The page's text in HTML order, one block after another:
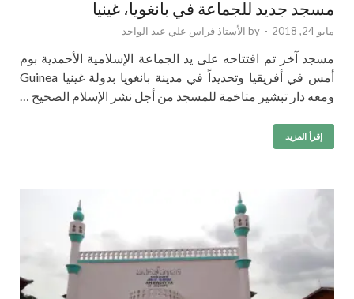
مسجد جديد للجماعة في بانغويا، غينيا
مايو 24, 2018 -
by الأستاذ فراس علي عبد الواحد
مسجد آخر تم افتتاحه على يد الجماعة الإسلامية الأحمدية بوم
أمس في أفريقيا وتحديداً في مدينة بانغويا بدولة غينيا Guinea
ومعه دار تبشير متاخمة للمسجد من أجل نشر الإسلام الصحيح …
إقرأ المزيد